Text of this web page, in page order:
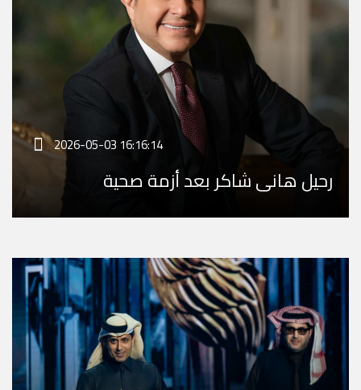
2026-05-03 16:16:14
رحيل هاني شاكر بعد أزمة صحية